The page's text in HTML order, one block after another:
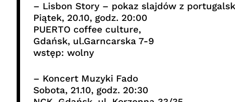
– Lisbon Story – pokaz slajdów z
Piątek, 20.10, godz. 20:00
PUERTO coffee culture,
Gdańsk, ul.Garncarska 7-9
wstęp: wolny
– Koncert Muzyki Fado
Sobota, 21.10, godz. 20:30